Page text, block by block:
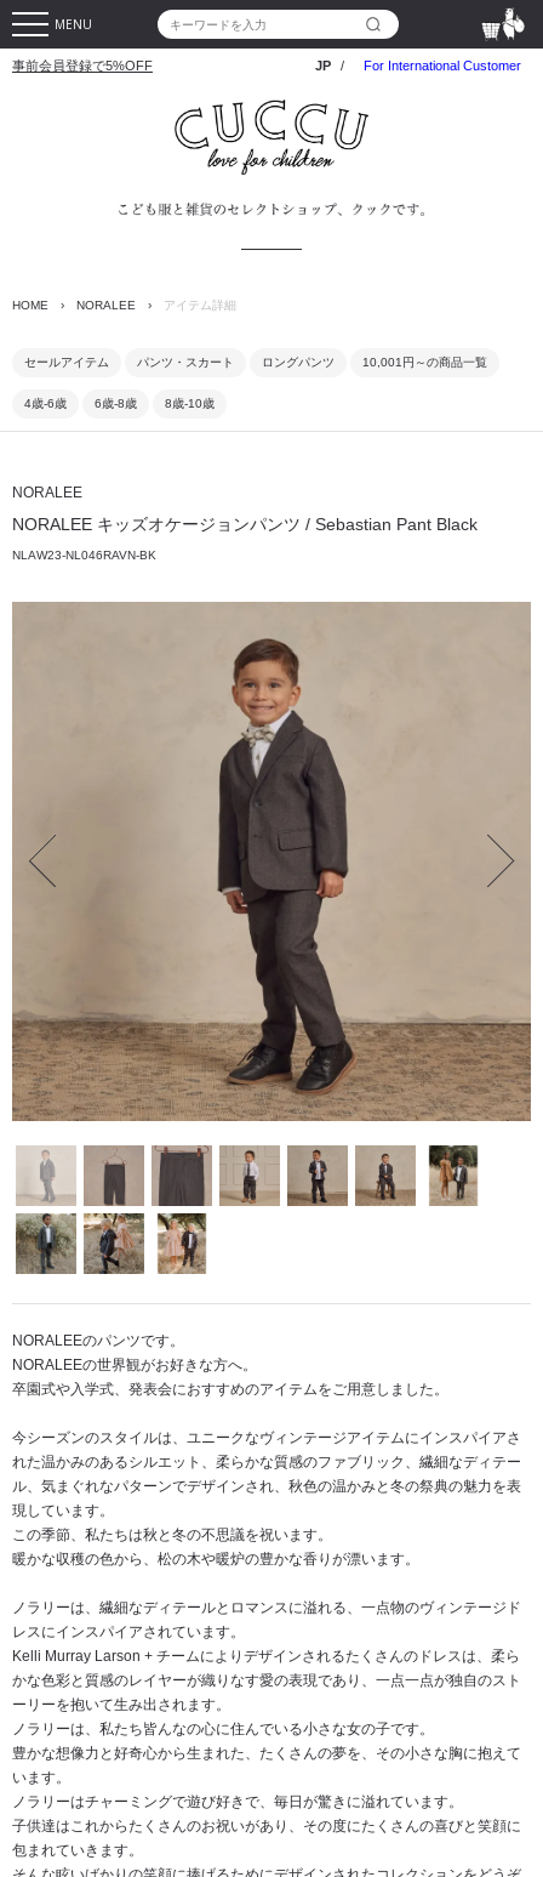
MENU
事前会員登録で5%OFF JP / For International Customer
HOME › NORALEE › アイテム詳細
セールアイテム パンツ・スカート ロングパンツ 10,001円～の商品一覧
4歳-6歳 6歳-8歳 8歳-10歳
NORALEE
NORALEE キッズオケージョンパンツ / Sebastian Pant Black
NLAW23-NL046RAVN-BK
NORALEEのパンツです。
NORALEEの世界観がお好きな方へ。
卒園式や入学式、発表会におすすめのアイテムをご用意しました。
今シーズンのスタイルは、ユニークなヴィンテージアイテムにインスパイアさ
れた温かみのあるシルエット、柔らかな質感のファブリック、繊細なディテー
ル、気まぐれなパターンでデザインされ、秋色の温かみと冬の祭典の魅力を表
現しています。
この季節、私たちは秋と冬の不思議を祝います。
暖かな収穫の色から、松の木や暖炉の豊かな香りが漂います。
ノラリーは、繊細なディテールとロマンスに溢れる、一点物のヴィンテージド
レスにインスパイアされています。
Kelli Murray Larson + チームによりデザインされるたくさんのドレスは、柔ら
かな色彩と質感のレイヤーが織りなす愛の表現であり、一点一点が独自のスト
ーリーを抱いて生み出されます。
ノラリーは、私たち皆んなの心に住んでいる小さな女の子です。
豊かな想像力と好奇心から生まれた、たくさんの夢を、その小さな胸に抱えて
います。
ノラリーはチャーミングで遊び好きで、毎日が驚きに溢れています。
子供達はこれからたくさんのお祝いがあり、その度にたくさんの喜びと笑顔に
包まれていきます。